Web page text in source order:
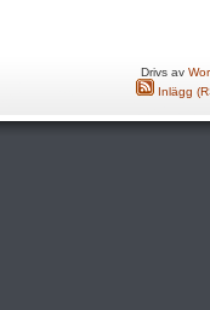
Drivs av
Inlägg